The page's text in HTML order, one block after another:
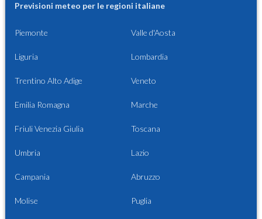
Previsioni meteo per le regioni italiane
Piemonte Valle d'Aosta
Liguria Lombardia
Trentino Alto Adige Veneto
Emilia Romagna Marche
Friuli Venezia Giulia Toscana
Umbria Lazio
Campania Abruzzo
Molise Puglia